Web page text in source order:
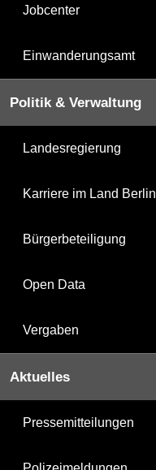
Jobcenter
Einwanderungsamt
Politik & Verwaltung
Landesregierung
Karriere im Land Berlin
Bürgerbeteiligung
Open Data
Vergaben
Aktuelles
Pressemitteilungen